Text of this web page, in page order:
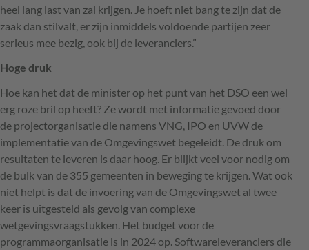
heel lang last van zal krijgen. Je hoeft niet bang te zijn dat de
zaak dan stilvalt, er zijn inmiddels voldoende partijen zeer
serieus mee bezig, ook bij de leveranciers.”
Hoge druk
Hoe kan het dat de minister op het punt van het DSO een wel
erg roze bril op heeft? Ze wordt met informatie gevoed door
de projectorganisatie die namens VNG IPO en UVW de
implementatie van de Omgevingswet begeleidt. De druk om
resultaten te leveren is daar hoog. Er blijkt veel voor nodig om
de bulk van de 355 gemeenten in beweging te krijgen. Wat ook
niet helpt is dat de invoering van de Omgevingswet al twee
keer is uitgesteld als gevolg van complexe
wetgevingsvraagstukken. Het budget voor de
programmaorganisatie is in 2024 op. Softwareleveranciers die